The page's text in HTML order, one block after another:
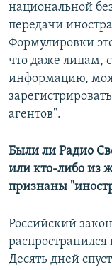
национальной
передачи
Формулировки
что даже лицам,
информацию,
агентов".
Были ли Радио
или кто-либо из
признаны
Российский
Десять дней